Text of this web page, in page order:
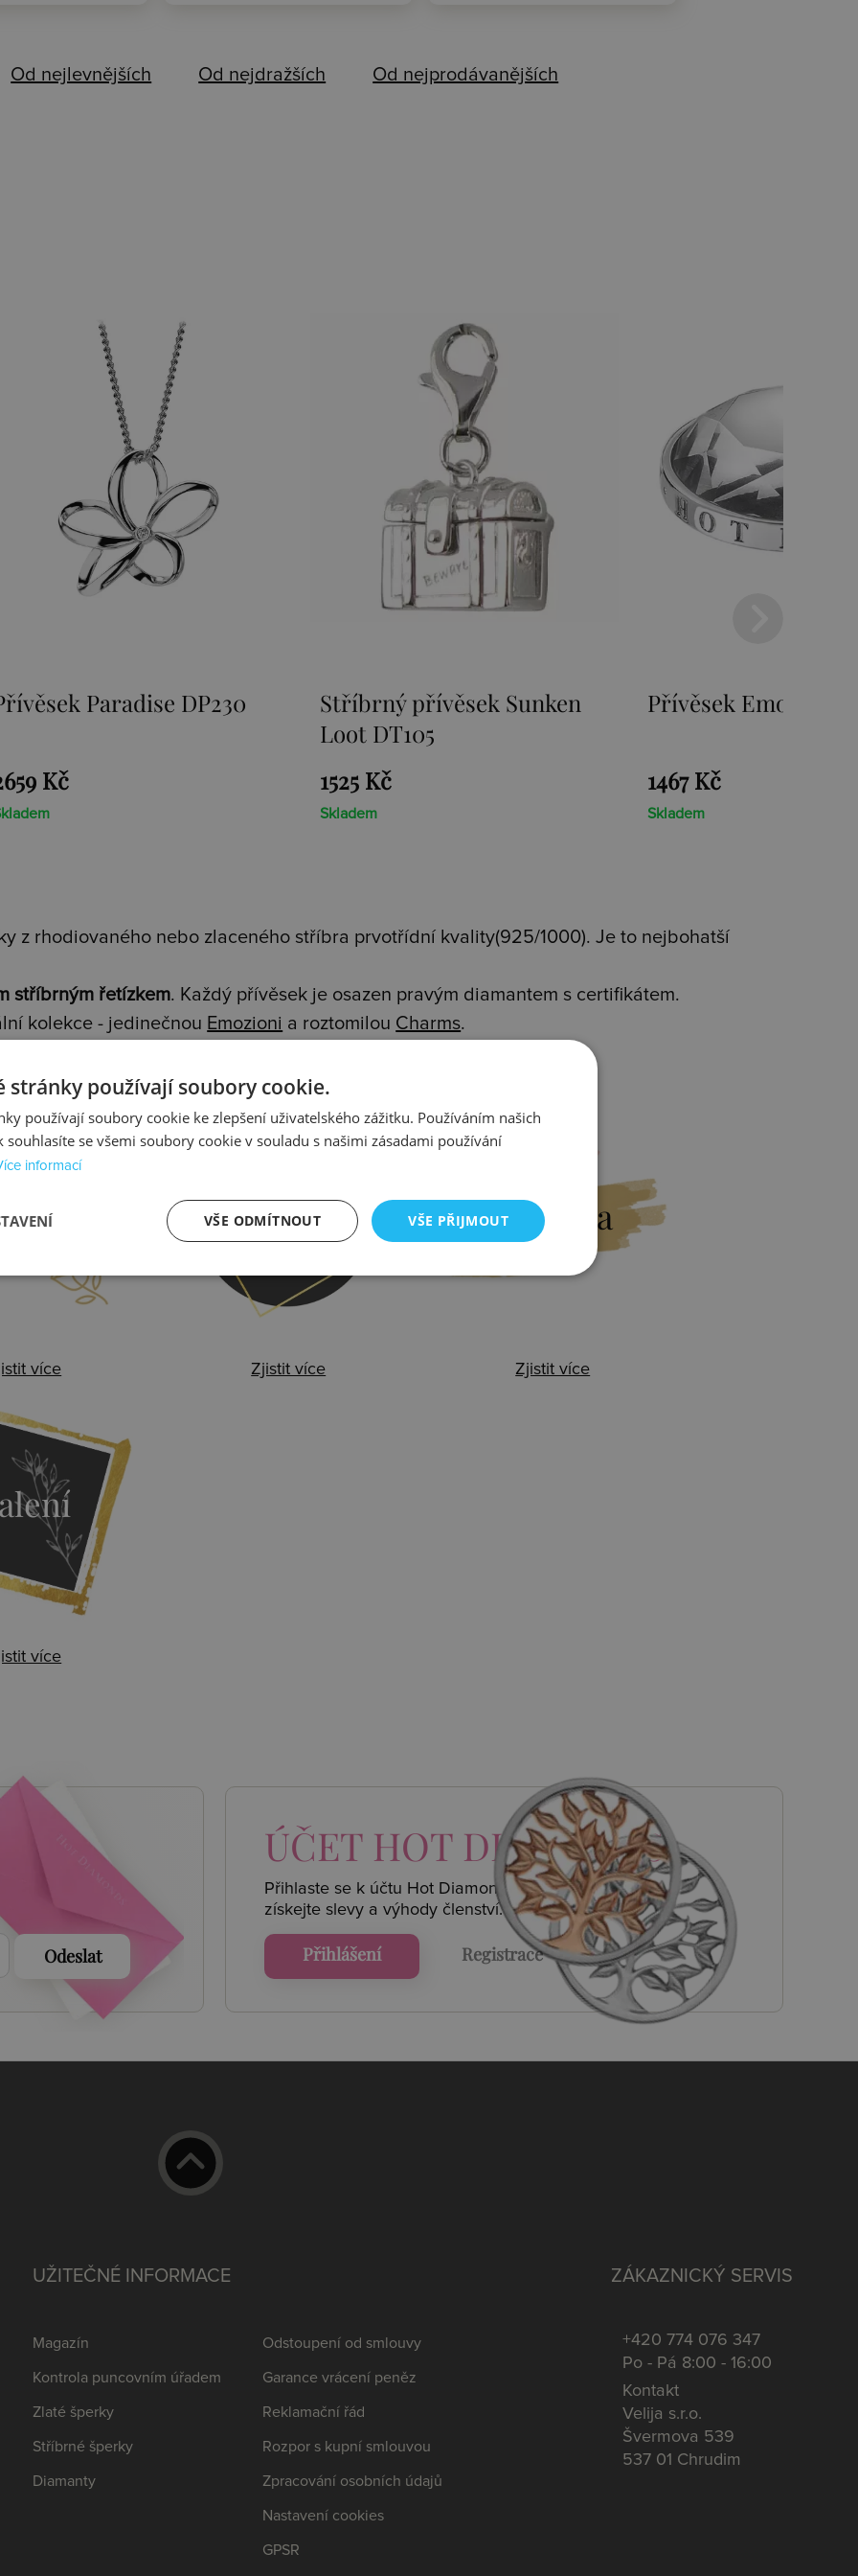
Od nejlevnějších Od nejdražších Od nejprodávanějších
přívěsek Sunken
Kč
Přívěsek Emozioni Ice Coin
1467 Kč
Skladem
Přívěsek Emozioni
1467 Kč
Skladem
z rhodiovaného nebo zlaceného stříbra prvotřídní kvality(925/1000). Je to nejbohatší
stříbrným řetízkem. Každý přívěsek je osazen pravým diamantem s certifikátem.
kolekce - jedinečnou Emozioni a roztomilou Charms.
více
Kontrola
Zjistit více
Výměna
Zjistit více
více
Odeslat
ÚČET HOT DIAMONDS
Přihlaste se k účtu Hot Diamonds a
získejte slevy a výhody členství.
Přihlášení Registrace
ZÁKAZNICKÝ SERVIS
+420 774 076 347
Po - Pá 8:00 - 16:00
Kontakt
Velija s.r.o.
Švermova 539
537 01 Chrudim
UŽITEČNÉ INFORMACE
Magazín
Kontrola puncovním úřadem
Zlaté šperky
Stříbrné šperky
Diamanty
Odstoupení od smlouvy
Garance vrácení peněz
Reklamační řád
Rozpor s kupní smlouvou
Zpracování osobních údajů
Nastavení cookies
GPSR
stránky používají soubory cookie.
používají soubory cookie ke zlepšení uživatelského zážitku. Používáním našich
souhlasíte se všemi soubory cookie v souladu s našimi zásadami používání
informací
VŠE PŘIJMOUT
VŠE ODMÍTNOUT